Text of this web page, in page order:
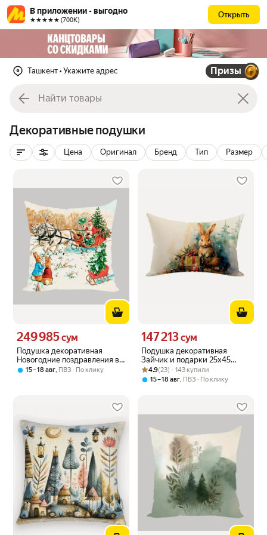
В приложении - выгодно
★★★★★ (700К)
Открыть
Ташкент • Укажите адрес Призы
Декоративные подушки
Цена Оригинал Бренд Тип Размер
Подушка декоративная
Новогодние поздравления в
зимнем лесу 40х40 велюр
Цена 249985 сум вместо
249 985сум
15 – 18 авг, ПВЗ По клику
Подушка декоративная
Зайчик и подарки 25х45
велюр
Цена 147213 сум вместо
147 213сум
Рейтинг товара: 4.9 из 5
Оценок: (23) · 143 купили
4.9(23) · 143 купили
15 – 18 авг, ПВЗ По клику